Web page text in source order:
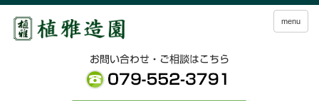
menu